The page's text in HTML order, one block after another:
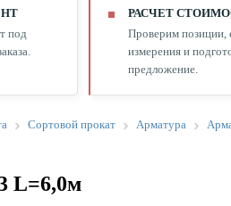
под
РАСЧЕТ
Проверим позиции,
измерения и
предложение.
Сортовой прокат Арматура
L=6,0м